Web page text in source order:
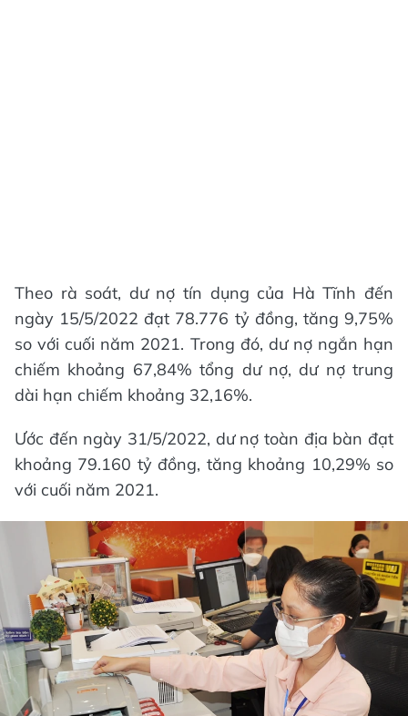
Theo rà soát, dư nợ tín dụng của Hà Tĩnh đến
ngày 15/5/2022 đạt 78.776 tỷ đồng, tăng 9,75%
so với cuối năm 2021. Trong đó, dư nợ ngắn hạn
chiếm khoảng 67,84% tổng dư nợ, dư nợ trung
dài hạn chiếm khoảng 32,16%.
Ước đến ngày 31/5/2022, dư nợ toàn địa bàn đạt
khoảng 79.160 tỷ đồng, tăng khoảng 10,29% so
với cuối năm 2021.